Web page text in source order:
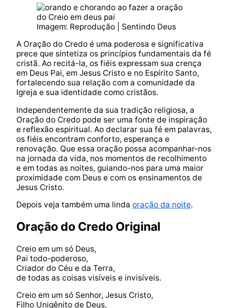
Imagem: Reprodução | Sentindo Deus
A Oração do Credo é uma poderosa e significativa
prece que sintetiza os princípios fundamentais da fé
cristã. Ao recitá-la, os fiéis expressam sua crença
em Deus Pai, em Jesus Cristo e no Espírito Santo,
fortalecendo sua relação com a comunidade da
Igreja e sua identidade como cristãos.
Independentemente da sua tradição religiosa, a
Oração do Credo pode ser uma fonte de inspiração
e reflexão espiritual. Ao declarar sua fé em palavras,
os fiéis encontram conforto, esperança e
renovação. Que essa oração possa acompanhar-nos
na jornada da vida, nos momentos de recolhimento
e em todas as noites, guiando-nos para uma maior
proximidade com Deus e com os ensinamentos de
Jesus Cristo.
Depois veja também uma linda oração da noite.
Oração do Credo Original
Creio em um só Deus,
Pai todo-poderoso,
Criador do Céu e da Terra,
de todas as coisas visíveis e invisíveis.
Creio em um só Senhor, Jesus Cristo,
Filho Unigênito de Deus,